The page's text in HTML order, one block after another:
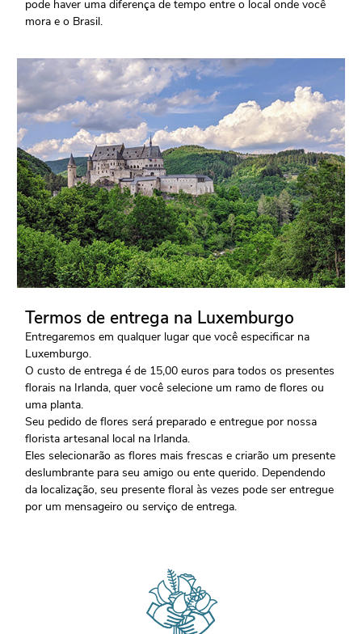
pode haver uma diferença de tempo entre o local onde você
mora e o Brasil.
Termos de entrega na Luxemburgo
Entregaremos em qualquer lugar que você especificar na
Luxemburgo.
O custo de entrega é de 15,00 euros para todos os presentes
florais na Irlanda, quer você selecione um ramo de flores ou
uma planta.
Seu pedido de flores será preparado e entregue por nossa
florista artesanal local na Irlanda.
Eles selecionarão as flores mais frescas e criarão um presente
deslumbrante para seu amigo ou ente querido. Dependendo
da localização, seu presente floral às vezes pode ser entregue
por um mensageiro ou serviço de entrega.